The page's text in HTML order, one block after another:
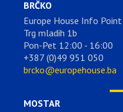
BRČKO
Europe House Info Point
Trg mladih 1b
Pon-Pet 12:00 - 16:00
+387 (0)49 951 050
brcko@europehouse.ba
MOSTAR